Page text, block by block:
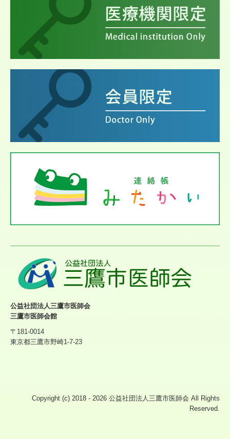
公益社団法人三鷹市医師会
三鷹市医師会館
〒181-0014
東京都三鷹市野崎1-7-23
Copyright (c) 2018 - 2026 公益社団法人三鷹市医師会 All Rights
Reserved.